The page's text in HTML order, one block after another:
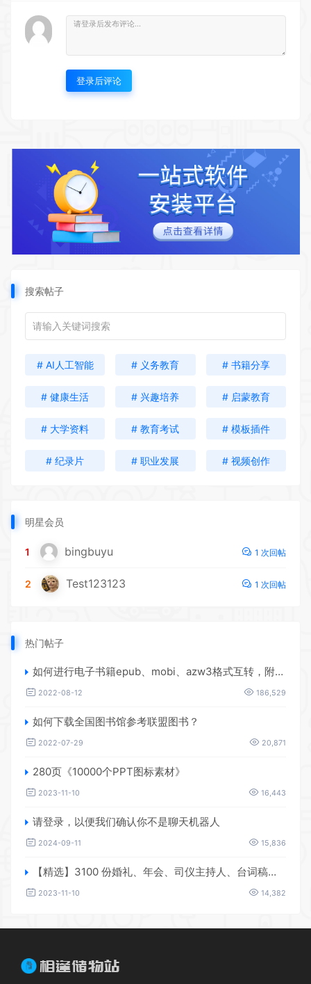
登录后评论
搜索帖子
# AI人工智能 # 义务教育 # 书籍分享
# 健康生活 # 兴趣培养 # 启蒙教育
# 大学资料 # 教育考试 # 模板插件
# 纪录片 # 职业发展 # 视频创作
明星会员
1 bingbuyu 1 次回帖
2 Test123123 1 次回帖
热门帖子
如何进行电子书籍epub、mobi、azw3格式互转，附海量电子书籍资源
2022-08-12 186,529
如何下载全国图书馆参考联盟图书？
2022-07-29 20,871
280页《10000个PPT图标素材》
2023-11-10 16,443
请登录，以便我们确认你不是聊天机器人
2024-09-11 15,836
【精选】3100 份婚礼、年会、司仪主持人、台词稿、节日生日、晚会、开场、开场白素材
2023-11-10 14,382